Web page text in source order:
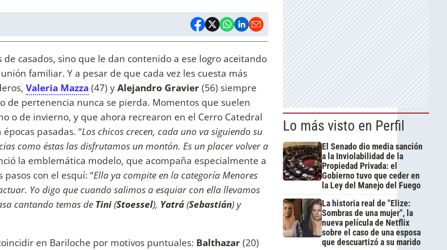
casados, sino que le dan contenido a ese logro aceitando
familiar. Y a pesar de que cada vez les cuesta más
Valeria Mazza (47) yAlejandro Gravier(56) siempre
de pertenencia nunca se pierda. Momentos que suelen
o de invierno, y que ahora recrearon en el Cerro Catedral
pasadas. “Los chicos crecen, cada uno va siguiendo su
como éstas las disfrutamos un montón. Es un placer volver a
la emblemática modelo, que acompaña especialmente a
con el esquí: “Ella ya compite en la categoría Menores
Yo digo que cuando salimos a esquiar con ella llevamos
cantando temas de Tini(Stoessel), Yatrá(Sebastián) y
en Bariloche por motivos puntuales: Balthazar(20)
Lo más visto en Perfil
El Senado dio media sanción
a la Inviolabilidad de la
Propiedad Privada: el
Gobierno tuvo que ceder en
la Ley del Manejo del Fuego
La historia real de "Elize:
Sombras de una mujer", la
nueva película de Netflix
sobre el caso de una esposa
que descuartizó a su marido